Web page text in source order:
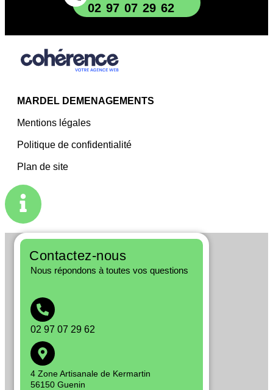
02 97 07 29 62
MARDEL DEMENAGEMENTS
Mentions légales
Politique de confidentialité
Plan de site
Contactez-nous
Nous répondons à toutes vos questions
02 97 07 29 62
4 Zone Artisanale de Kermartin
56150 Guenin